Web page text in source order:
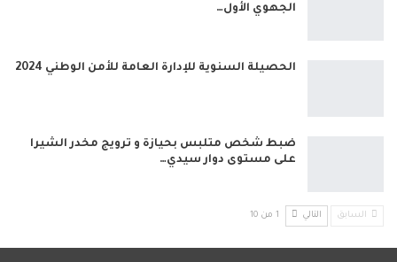
الجهوي الأول…
الحصيلة السنوية للإدارة العامة للأمن الوطني 2024
ضبط شخص متلبس بحيازة و ترويج مخدر الشيرا
على مستوى دوار سيدي…
السابق التالي 1 من 10